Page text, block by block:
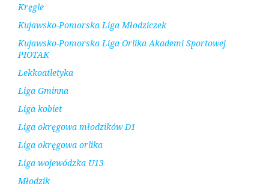
Kręgle
Kujawsko-Pomorska Liga Młodziczek
Kujawsko-Pomorska Liga Orlika Akademi Sportowej
PIOTAK
Lekkoatletyka
Liga Gminna
Liga kobiet
Liga okręgowa młodzików D1
Liga okręgowa orlika
Liga wojewódzka U13
Młodzik